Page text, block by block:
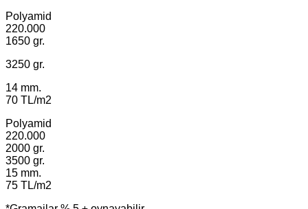
Polyamid
220.000
1650 gr.
3250 gr.
14 mm.
70 TL/m2
Polyamid
220.000
2000 gr.
3500 gr.
15 mm.
75 TL/m2